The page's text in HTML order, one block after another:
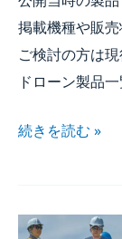
掲載機種や​販
ご検討の​方は​
ドローン製品
続きを​読む »
計測系ドローン